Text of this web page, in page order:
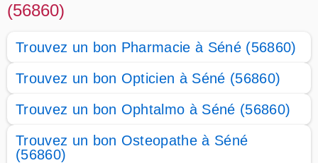
(56860)
Trouvez un bon Pharmacie à Séné (56860)
Trouvez un bon Opticien à Séné (56860)
Trouvez un bon Ophtalmo à Séné (56860)
Trouvez un bon Osteopathe à Séné
(56860)